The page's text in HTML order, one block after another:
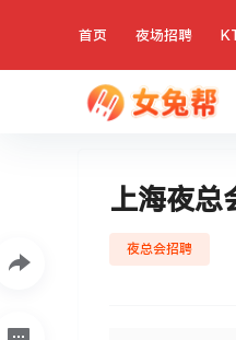
首页 夜场招聘
上海夜总
夜总会招聘